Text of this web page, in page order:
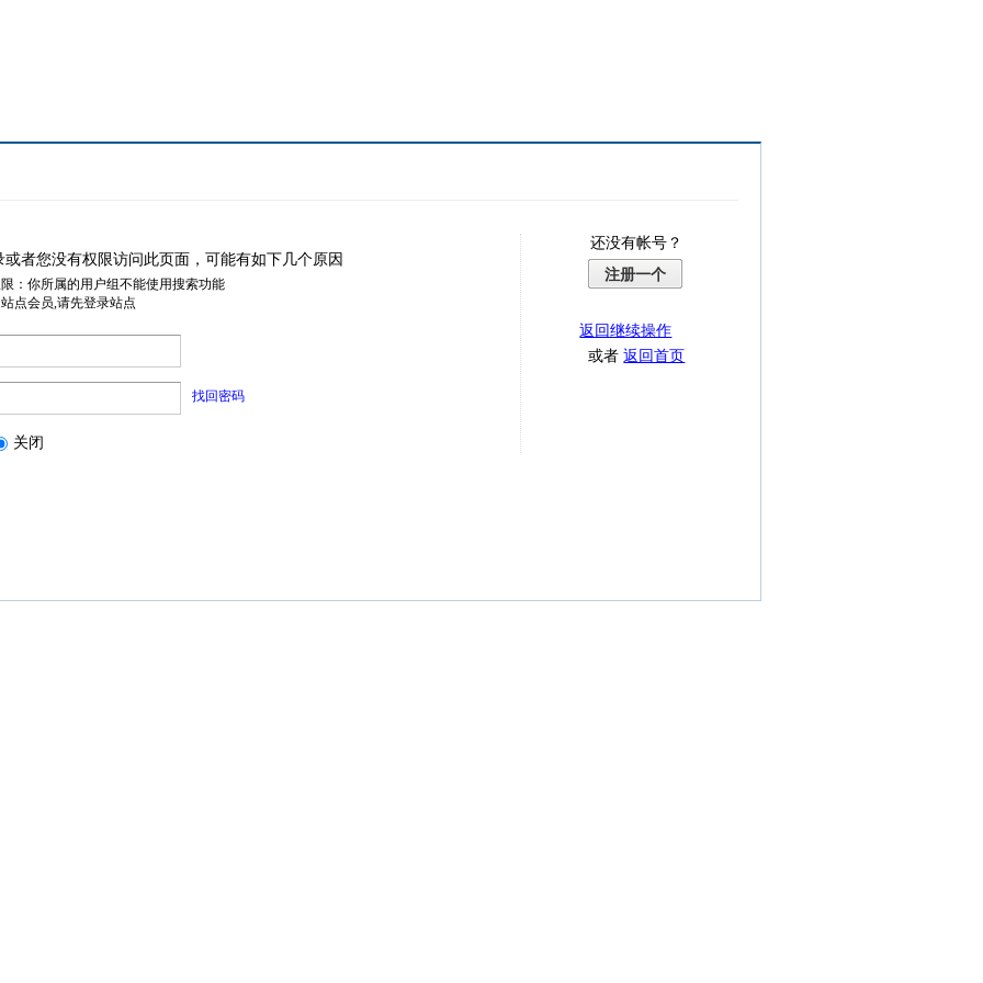
或者您没有权限访问此页面，可能有如下几个原因
：你所属的用户组不能使用搜索功能
点会员,请先登录站点
找回密码
关闭
还没有帐号？
注册一个
返回继续操作
或者返回首页